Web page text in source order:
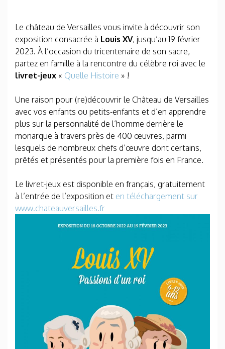
Le château de Versailles vous invite à découvrir son
exposition consacrée à Louis XV, jusqu’au 19 février
2023. À l’occasion du tricentenaire de son sacre,
partez en famille à la rencontre du célèbre roi avec le
livret-jeux « Quelle Histoire » !
Une raison pour (re)découvrir le Château de Versailles
avec vos enfants ou petits-enfants et d’en apprendre
plus sur la personnalité de l’homme derrière le
monarque à travers près de 400 œuvres, parmi
lesquels de nombreux chefs d’œuvre dont certains,
prêtés et présentés pour la première fois en France.
Le livret-jeux est disponible en français, gratuitement
à l’entrée de l’exposition et en téléchargement sur
www.chateauversailles.fr